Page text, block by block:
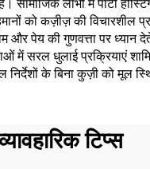
सामाजिक लाभों में पार्टी
को कज़ीज़ की विचारशील
और पेय की गुणवत्ता पर ध्यान
में सरल धुलाई प्रक्रियाएं
निर्देशों के बिना कुज़ी को मूल
टिप्स